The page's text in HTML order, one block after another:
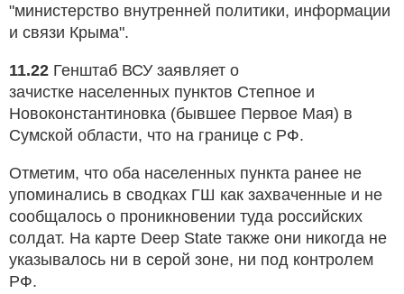
"министерство внутренней политики, информации
и связи Крыма".
11.22 Генштаб ВСУ заявляет о
зачистке населенных пунктов Степное и
Новоконстантиновка (бывшее Первое Мая) в
Сумской области, что на границе с РФ.
Отметим, что оба населенных пункта ранее не
упоминались в сводках ГШ как захваченные и не
сообщалось о проникновении туда российских
солдат. На карте Deep State также они никогда не
указывалось ни в серой зоне, ни под контролем
РФ.